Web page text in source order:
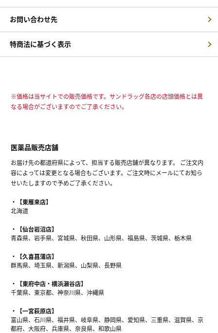
お問い合わせ先
特商法に基づく表示
※価格は当サイトでの販売価格です。サンドラッグ各店の店頭価格とは異
なる場合がございますのでご了承ください。
医薬品販売店舗
お届け先の都道府県によって、担当する販売店舗が異なります。 ご注文内
容によっては変更となる場合もございます。ご注文時にメールにてお知ら
せいたしますので予めご了承ください。
【東雁来店】
北海道
【仙台岩沼店】
青森県、岩手県、宮城県、秋田県、山形県、福島県、茨城県、栃木県
【久喜菖蒲店】
群馬県、埼玉県、新潟県、山梨県、長野県
【東府中店・横浜瀬谷店】
千葉県、東京都、神奈川県、沖縄県
【一宮萩原店】
富山県、石川県、福井県、岐阜県、静岡県、愛知県、三重県、滋賀県、京
都府、大阪府、兵庫県、奈良県、和歌山県